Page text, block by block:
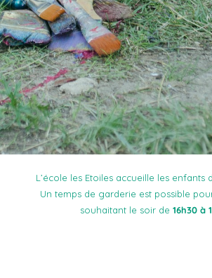
L’école les Etoiles accueille les enfants
Un temps de garderie est possible
souhaitant le soir de 16h30 à